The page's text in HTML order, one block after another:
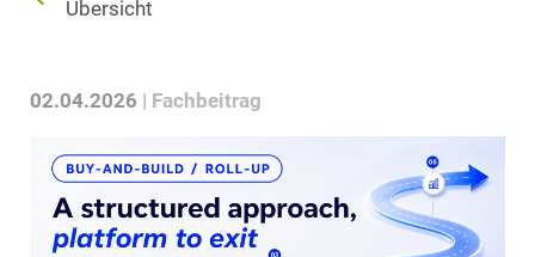
Übersicht
02.04.2026 Fachbeitrag